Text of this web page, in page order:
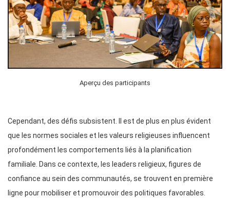
Aperçu des participants
Cependant, des défis subsistent. Il est de plus en plus évident
que les normes sociales et les valeurs religieuses influencent
profondément les comportements liés à la planification
familiale. Dans ce contexte, les leaders religieux, figures de
confiance au sein des communautés, se trouvent en première
ligne pour mobiliser et promouvoir des politiques favorables.